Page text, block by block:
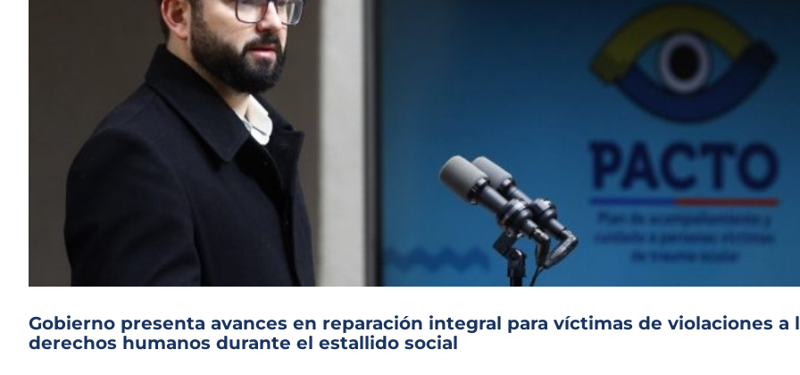
Gobierno presenta avances en reparación integral para víctimas de violaciones a
derechos humanos durante el estallido social